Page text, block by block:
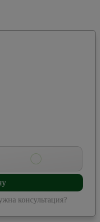
консультация?